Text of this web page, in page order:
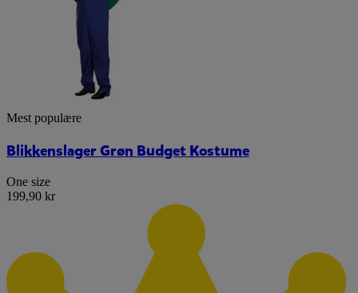
Mest populære
Blikkenslager Grøn Budget Kostume
One size
199,90 kr